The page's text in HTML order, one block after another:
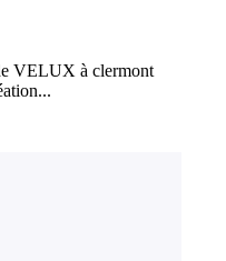
VELUX à clermont